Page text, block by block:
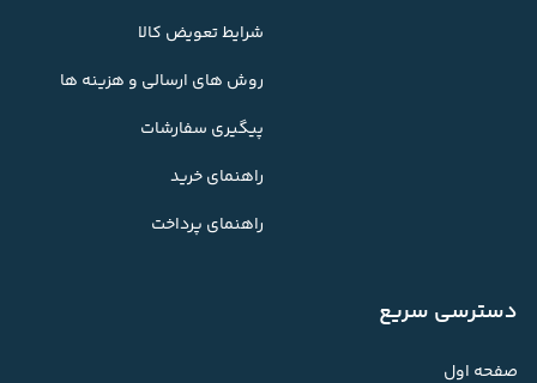
شرایط تعویض کالا
روش های ارسالی و هزینه ها
پیگیری سفارشات
راهنمای خرید
راهنمای پرداخت
دسترسی سریع
صفحه اول